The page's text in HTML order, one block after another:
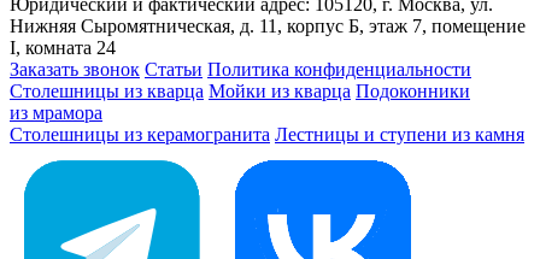
Нижняя Сыромятническая, д. 11, корпус Б, этаж 7, помещение
I, комната 24
Заказать звонок Статьи Политика конфиденциальности
Столешницы из кварца Мойки из кварца Подоконники
из мрамора
Столешницы из керамогранита Лестницы и ступени из камня